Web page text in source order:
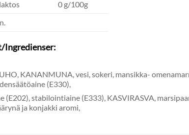
0 g/100g
Ingredienser:
KANANMUNA, vesi, sokeri, mansikka-
(E330),
(E202), stabilointiaine (E333), KASVIRASVA,
ja konjakki aromi,